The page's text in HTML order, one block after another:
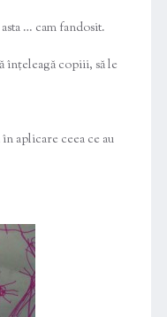
… cam fandosit.
înțeleagă copiii, să le
aplicare ceea ce au